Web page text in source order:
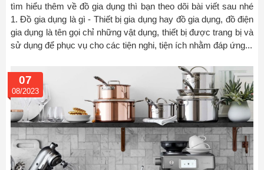
tìm hiểu thêm về đồ gia dụng thì bạn theo dõi bài viết sau nhé
1. Đồ gia dụng là gì - Thiết bị gia dụng hay đồ gia dụng, đồ điện
gia dụng là tên gọi chỉ những vật dụng, thiết bị được trang bị và
sử dụng để phục vụ cho các tiện nghi, tiện ích nhằm đáp ứng...
07
08/2023